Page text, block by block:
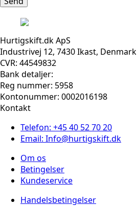
Hurtigskift.dk ApS
Industrivej 12, 7430 Ikast, Denmark
CVR: 44549832
Bank detaljer:
Reg nummer: 5958
Kontonummer: 0002016198
Kontakt
Telefon: +45 40 52 70 20
Email: Info@hurtigskift.dk
Om os
Betingelser
Kundeservice
Handelsbetingelser